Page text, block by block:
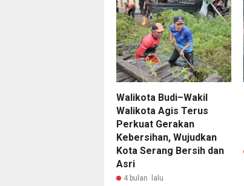
Walikota Budi–Wakil
Walikota Agis Terus
Perkuat Gerakan
Kebersihan, Wujudkan
Kota Serang Bersih dan
Asri
4 bulan lalu